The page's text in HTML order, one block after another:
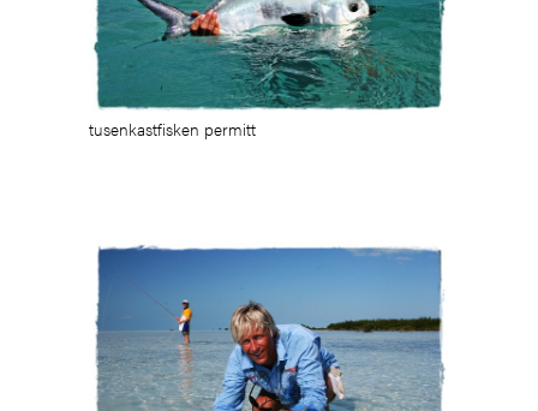
tusenkastfisken permitt